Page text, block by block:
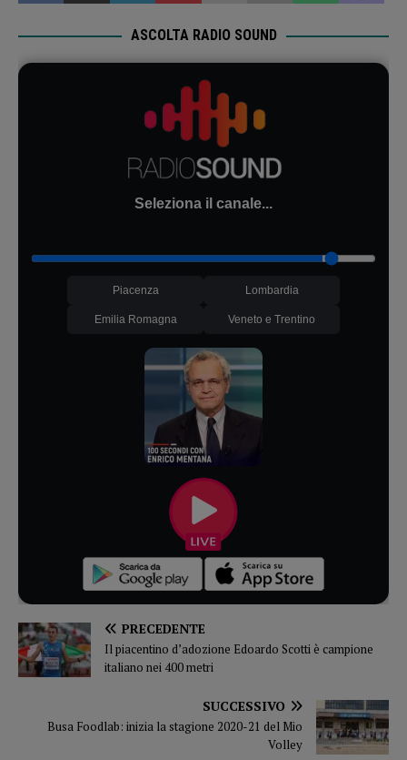
ASCOLTA RADIO SOUND
Seleziona il canale...
Piacenza Lombardia
Emilia Romagna Veneto e Trentino
PRECEDENTE
Il piacentino d’adozione Edoardo Scotti è campione
italiano nei 400 metri
SUCCESSIVO
Busa Foodlab: inizia la stagione 2020-21 del Mio
Volley